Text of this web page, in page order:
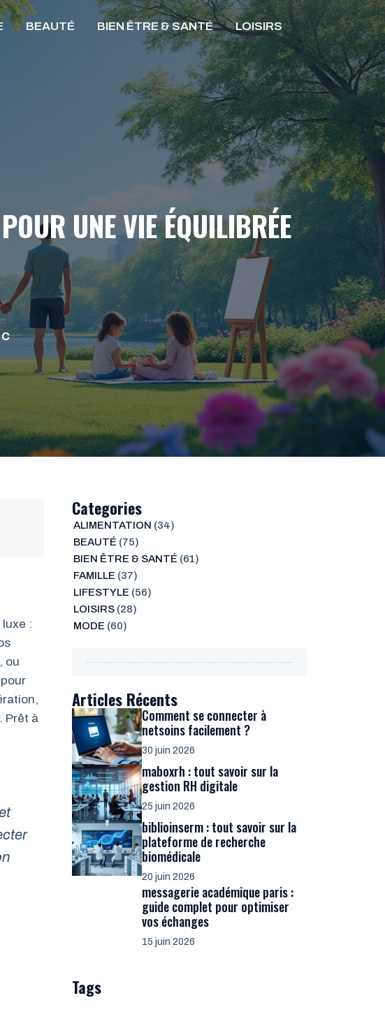
BEAUTÉ BIEN ÊTRE & SANTÉ LOISIRS
UNE VIE ÉQUILIBRÉE
:
ou
Prêt à
Categories
ALIMENTATION (34)
BEAUTÉ (75)
BIEN ÊTRE & SANTÉ (61)
FAMILLE (37)
LIFESTYLE (56)
LOISIRS(28)
MODE (60)
Articles Récents
Comment se connecter à
netsoins facilement ?
30 juin 2026
maboxrh : tout savoir sur la
gestion RH digitale
25 juin 2026
biblioinserm : tout savoir sur la
plateforme de recherche
biomédicale
20 juin 2026
messagerie académique paris :
guide complet pour optimiser
vos échanges
15 juin 2026
Tags